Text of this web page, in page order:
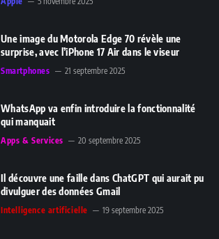
Une image du Motorola Edge 70 révèle une
surprise, avec l’iPhone 17 Air dans le viseur
Smartphones 21 septembre 2025
WhatsApp va enfin introduire la fonctionnalité
qui manquait
Apps & Services 20 septembre 2025
Il découvre une faille dans ChatGPT qui aurait pu
divulguer des données Gmail
Intelligence artificielle 19 septembre 2025